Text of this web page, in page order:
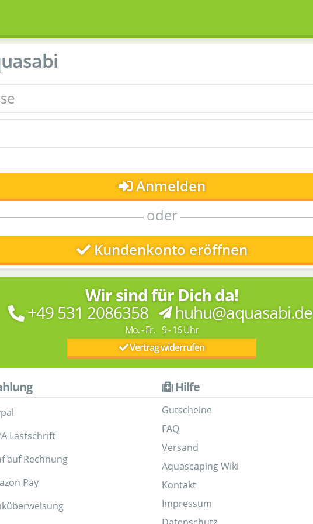
Anmelden
oder
Kundenkonto eröffnen
Wir sind für Dich da!
+49 531 2086358 huhu@aquasabi.de
Mo. - Fr. 9 - 16 Uhr
Vertrag widerrufen
Lastschrift
auf Rechnung
Pay
Hilfe
Gutscheine
FAQ
Versand
Aquascaping Wiki
Kontakt
Impressum